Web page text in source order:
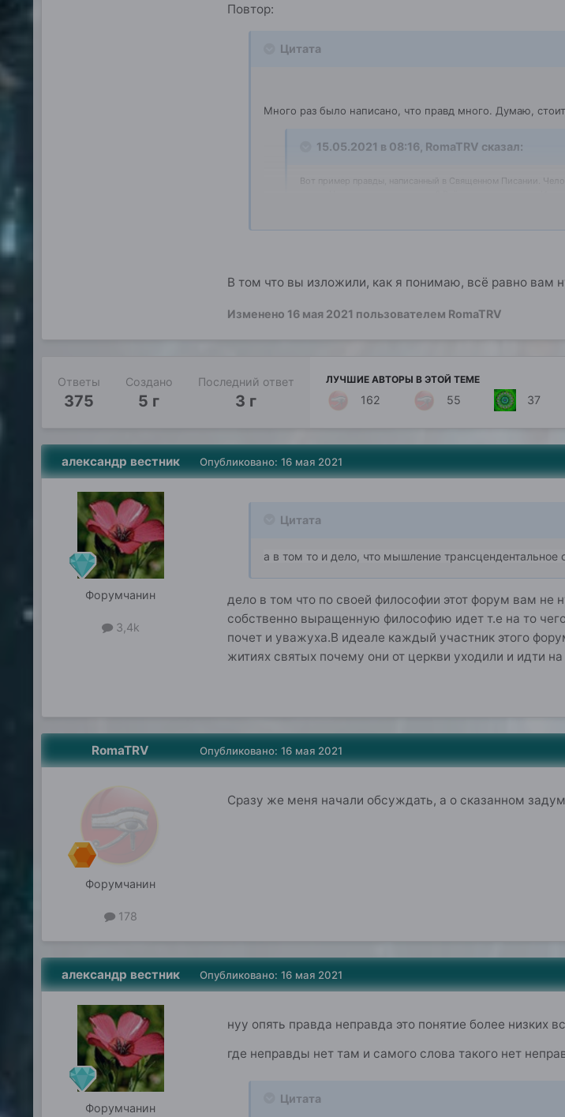
Повтор:
Цитата
Много раз было написано, что правд много. Думаю, стоит
15.05.2021 в 08:16, RomaTRV сказал:
Вот пример правды, написанный в Священном Писании.
Также это правда и для людей живущих в России, и в
слышал. Также это правда и для верующих в Бога, и
здоровых. Для всех это правда!
В том что вы изложили, как я понимаю, всё равно вам
Изменено 16 мая 2021 пользователем RomaTRV
Ответы
375
Создано
5 г
Последний ответ
3 г
ЛУЧШИЕ АВТОРЫ В ЭТОЙ ТЕМЕ
162 55 37
александр вестник
Форумчанин
3,4k
Опубликовано: 16 мая 2021
Цитата
а в том то и дело, что мышление трансцендентальное
дело в том что по своей философии этот форум вам
собственно выращенную философию идет т.е на то
почет и уважуха.В идеале каждый участник этого
житиях святых почему они от церкви уходили и идти
RomaTRV
Форумчанин
178
Опубликовано: 16 мая 2021
Сразу же меня начали обсуждать, а о сказанном
александр вестник
Форумчанин
Опубликовано: 16 мая 2021
нуу опять правда неправда это понятие более
где неправды нет там и самого слова такого нет
Цитата